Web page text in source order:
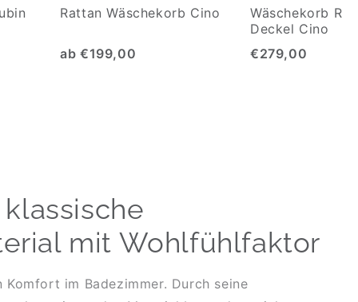
Rattan Wäschekorb Cino
ab €199,00
Wäschekorb
Deckel Cino
€279,00
mit Wohlfühlfaktor
im Badezimmer. Durch seine